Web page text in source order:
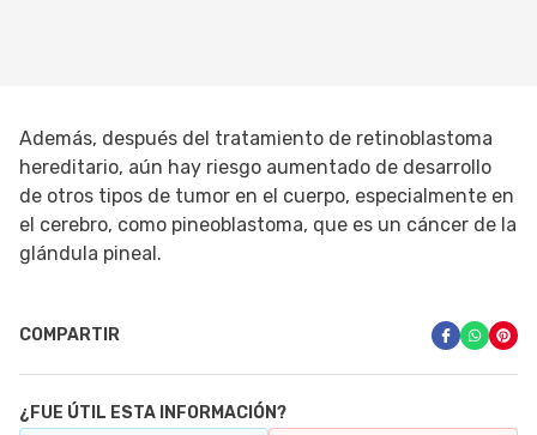
Además, después del tratamiento de retinoblastoma
hereditario, aún hay riesgo aumentado de desarrollo
de otros tipos de tumor en el cuerpo, especialmente en
el cerebro, como pineoblastoma, que es un cáncer de la
glándula pineal.
COMPARTIR
¿FUE ÚTIL ESTA INFORMACIÓN?